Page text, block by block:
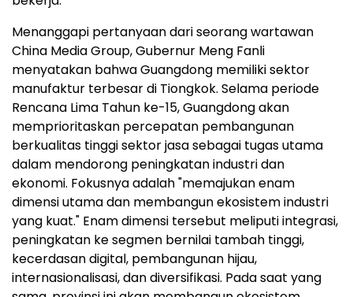
Menanggapi pertanyaan dari seorang wartawan
China Media Group, Gubernur Meng Fanli
menyatakan bahwa Guangdong memiliki sektor
manufaktur terbesar di Tiongkok. Selama periode
Rencana Lima Tahun ke-15, Guangdong akan
memprioritaskan percepatan pembangunan
berkualitas tinggi sektor jasa sebagai tugas utama
dalam mendorong peningkatan industri dan
ekonomi. Fokusnya adalah "memajukan enam
dimensi utama dan membangun ekosistem industri
yang kuat." Enam dimensi tersebut meliputi integrasi,
peningkatan ke segmen bernilai tambah tinggi,
kecerdasan digital, pembangunan hijau,
internasionalisasi, dan diversifikasi. Pada saat yang